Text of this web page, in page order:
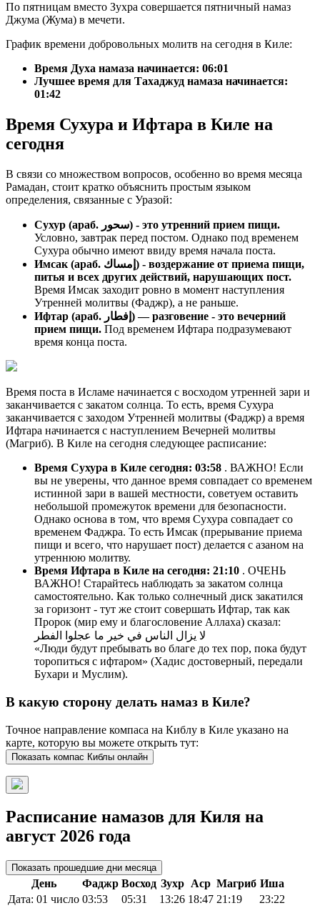
По пятницам вместо Зухра совершается пятничный намаз
Джума (Жума) в мечети.
График времени добровольных молитв на сегодня в Киле:
Время Духа намаза начинается: 06:01
Лучшее время для Тахаджуд намаза начинается:
01:42
Время Сухура и Ифтара в Киле на
сегодня
В связи со множеством вопросов, особенно во время месяца
Рамадан, стоит кратко объяснить простым языком
определения, связанные с Уразой:
Сухур (араб. سحور) - это утренний прием пищи.
Условно, завтрак перед постом. Однако под временем
Сухура обычно имеют ввиду время начала поста.
Имсак (араб. إمساك) - воздержание от приема пищи,
питья и всех других действий, нарушающих пост.
Время Имсак заходит ровно в момент наступления
Утренней молитвы (Фаджр), а не раньше.
Ифтар (араб. إفطار) — разговение - это вечерний
прием пищи. Под временем Ифтара подразумевают
время конца поста.
Время поста в Исламе начинается с восходом утренней зари и
заканчивается с закатом солнца. То есть, время Сухура
заканчивается с заходом Утренней молитвы (Фаджр) а время
Ифтара начинается с наступлением Вечерней молитвы
(Магриб). В Киле на сегодня следующее расписание:
Время Сухура в Киле сегодня: 03:58 . ВАЖНО! Если
вы не уверены, что данное время совпадает со временем
истинной зари в вашей местности, советуем оставить
небольшой промежуток времени для безопасности.
Однако основа в том, что время Сухура совпадает со
временем Фаджра. То есть Имсак (прерывание приема
пищи и всего, что нарушает пост) делается с азаном на
утреннюю молитву.
Время Ифтара в Киле на сегодня: 21:10 . ОЧЕНЬ
ВАЖНО! Старайтесь наблюдать за закатом солнца
самостоятельно. Как только солнечный диск закатился
за горизонт - тут же стоит совершать Ифтар, так как
Пророк (мир ему и благословение Аллаха) сказал:
لا يزال الناس في خير ما عجلوا الفطر
«Люди будут пребывать во благе до тех пор, пока будут
торопиться с ифтаром» (Хадис достоверный, передали
Бухари и Муслим).
В какую сторону делать намаз в Киле?
Точное направление компаса на Киблу в Киле указано на
карте, которую вы можете открыть тут:
Показать компас Киблы онлайн
Расписание намазов для Киля на
август 2026 года
Показать прошедшие дни месяца
День Фаджр Восход Зухр Аср Магриб Иша
Дата: 01 число 03:53 05:31 13:26 18:47 21:19 23:22